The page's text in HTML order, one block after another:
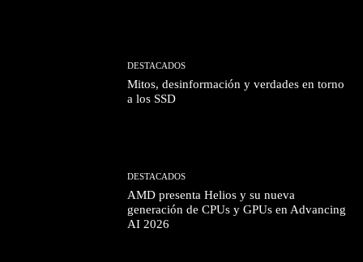
DESTACADOS
Mitos, desinformación y verdades en torno
a los SSD
DESTACADOS
AMD presenta Helios y su nueva
generación de CPUs y GPUs en Advancing
AI 2026